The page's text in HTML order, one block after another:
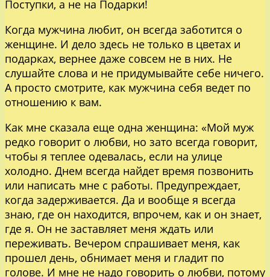
Поступки, а не на Подарки!
Когда мужчина любит, он всегда заботится о
женщине. И дело здесь не только в цветах и
подарках, вернее даже совсем не в них. Не
слушайте слова и не придумывайте себе ничего.
А просто смотрите, как мужчина себя ведет по
отношению к вам.
Как мне сказала еще одна женщина: «Мой муж
редко говорит о любви, но зато всегда говорит,
чтобы я теплее одевалась, если на улице
холодно. Днем всегда найдет время позвонить
или написать мне с работы. Предупреждает,
когда задерживается. Да и вообще я всегда
знаю, где он находится, впрочем, как и он знает,
где я. Он не заставляет меня ждать или
переживать. Вечером спрашивает меня, как
прошел день, обнимает меня и гладит по
голове. И мне не надо говорить о любви, потому